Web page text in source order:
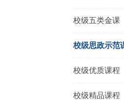
校级五类金课
校级思政示范
校级优质课程
校级精品课程